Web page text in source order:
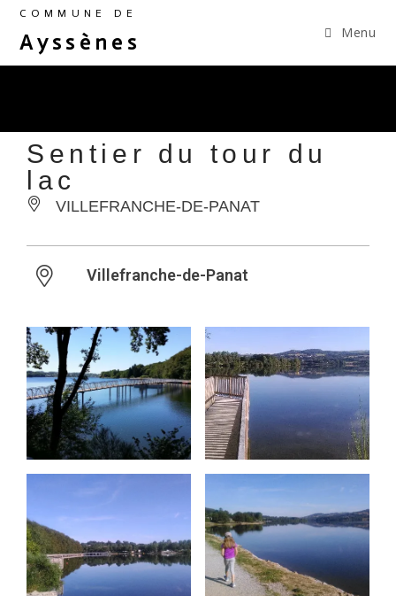
COMMUNE DE
Ayssènes Menu
Sentier du tour du
lac
VILLEFRANCHE-DE-PANAT
Villefranche-de-Panat